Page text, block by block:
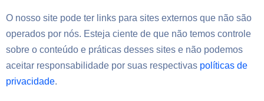
O nosso site pode ter links para sites externos que não são
operados por nós. Esteja ciente de que não temos controle
sobre o conteúdo e práticas desses sites e não podemos
aceitar responsabilidade por suas respectivas políticas de
privacidade.